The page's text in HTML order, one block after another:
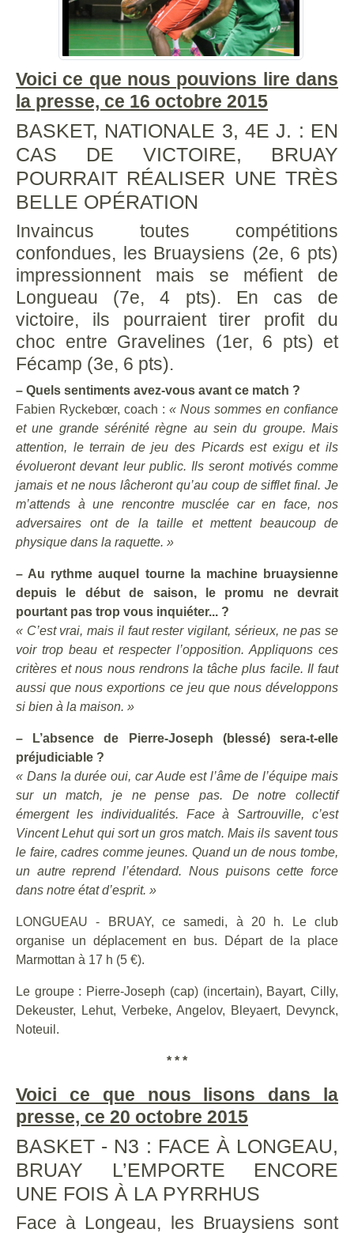
Voici ce que nous pouvions lire dans
la presse, ce 16 octobre 2015
BASKET, NATIONALE 3, 4E J. : EN
CAS DE VICTOIRE, BRUAY
POURRAIT RÉALISER UNE TRÈS
BELLE OPÉRATION
Invaincus toutes compétitions
confondues, les Bruaysiens (2e, 6 pts)
impressionnent mais se méfient de
Longueau (7e, 4 pts). En cas de
victoire, ils pourraient tirer profit du
choc entre Gravelines (1er, 6 pts) et
Fécamp (3e, 6 pts).
– Quels sentiments avez-vous avant ce match ?
Fabien Ryckebœr, coach : « Nous sommes en confiance
et une grande sérénité règne au sein du groupe. Mais
attention, le terrain de jeu des Picards est exigu et ils
évolueront devant leur public. Ils seront motivés comme
jamais et ne nous lâcheront qu’au coup de sifflet final. Je
m’attends à une rencontre musclée car en face, nos
adversaires ont de la taille et mettent beaucoup de
physique dans la raquette. »
– Au rythme auquel tourne la machine bruaysienne
depuis le début de saison, le promu ne devrait
pourtant pas trop vous inquiéter... ?
« C’est vrai, mais il faut rester vigilant, sérieux, ne pas se
voir trop beau et respecter l’opposition. Appliquons ces
critères et nous nous rendrons la tâche plus facile. Il faut
aussi que nous exportions ce jeu que nous développons
si bien à la maison. »
– L’absence de Pierre-Joseph (blessé) sera-t-elle
préjudiciable ?
« Dans la durée oui, car Aude est l’âme de l’équipe mais
sur un match, je ne pense pas. De notre collectif
émergent les individualités. Face à Sartrouville, c’est
Vincent Lehut qui sort un gros match. Mais ils savent tous
le faire, cadres comme jeunes. Quand un de nous tombe,
un autre reprend l’étendard. Nous puisons cette force
dans notre état d’esprit. »
LONGUEAU - BRUAY, ce samedi, à 20 h. Le club
organise un déplacement en bus. Départ de la place
Marmottan à 17 h (5 €).
Le groupe : Pierre-Joseph (cap) (incertain), Bayart, Cilly,
Dekeuster, Lehut, Verbeke, Angelov, Bleyaert, Devynck,
Noteuil.
* * *
Voici ce que nous lisons dans la
presse, ce 20 octobre 2015
BASKET - N3 : FACE À LONGEAU,
BRUAY L’EMPORTE ENCORE
UNE FOIS À LA PYRRHUS
Face à Longeau, les Bruaysiens sont